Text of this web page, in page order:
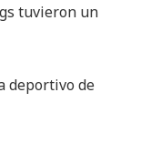
tuvieron un
deportivo de